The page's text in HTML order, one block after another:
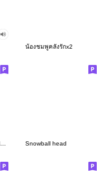
น้องชมพูคลั่งรักx2
Snowball head